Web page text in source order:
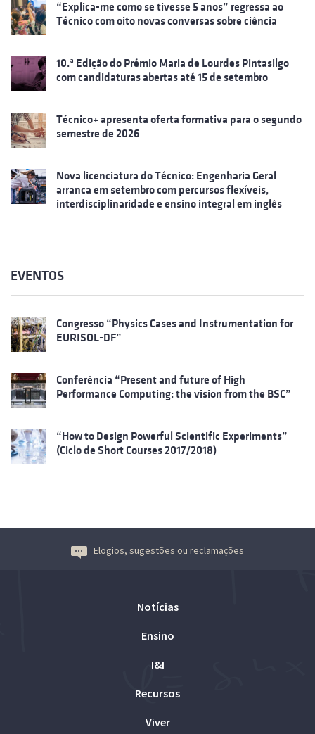
“Explica-me como se tivesse 5 anos” regressa ao
Técnico com oito novas conversas sobre ciência
10.ª Edição do Prémio Maria de Lourdes Pintasilgo
com candidaturas abertas até 15 de setembro
Técnico+ apresenta oferta formativa para o segundo
semestre de 2026
Nova licenciatura do Técnico: Engenharia Geral
arranca em setembro com percursos flexíveis,
interdisciplinaridade e ensino integral em inglês
EVENTOS
Congresso “Physics Cases and Instrumentation for
EURISOL-DF”
Conferência “Present and future of High
Performance Computing: the vision from the BSC”
“How to Design Powerful Scientific Experiments”
(Ciclo de Short Courses 2017/2018)
Elogios, sugestões ou reclamações
Notícias
Ensino
I&I
Recursos
Viver